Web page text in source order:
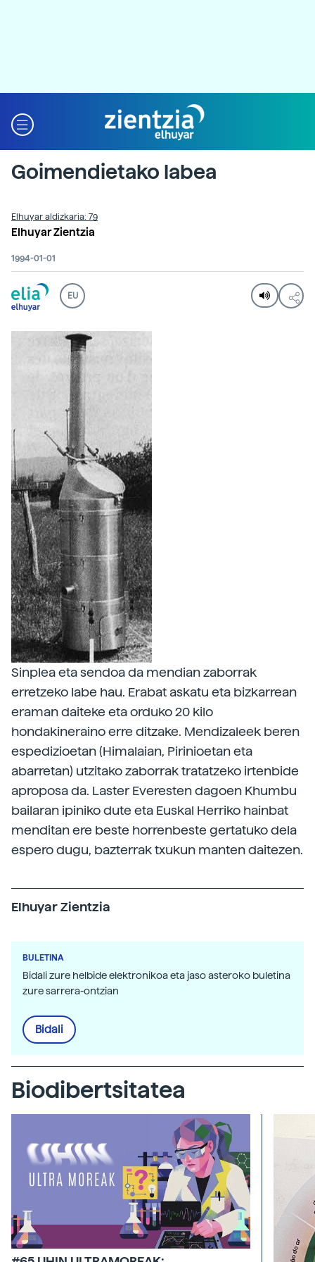
Goimendietako labea
Elhuyar aldizkaria: 79
Elhuyar Zientzia
1994-01-01
EU
Sinplea eta sendoa da mendian zaborrak
erretzeko labe hau. Erabat askatu eta bizkarrean
eraman daiteke eta orduko 20 kilo
hondakineraino erre ditzake. Mendizaleek beren
espedizioetan (Himalaian, Pirinioetan eta
abarretan) utzitako zaborrak tratatzeko irtenbide
aproposa da. Laster Everesten dagoen Khumbu
bailaran ipiniko dute eta Euskal Herriko hainbat
menditan ere beste horrenbeste gertatuko dela
espero dugu, bazterrak txukun manten daitezen.
Elhuyar Zientzia
BULETINA
Bidali zure helbide elektronikoa eta jaso asteroko buletina
zure sarrera-ontzian
Bidali
Biodibertsitatea